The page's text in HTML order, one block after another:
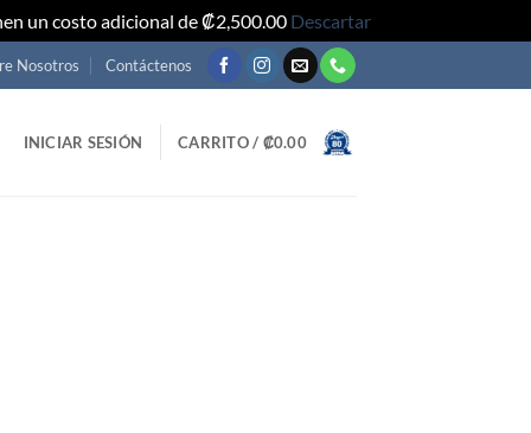
un costo adicional de ₡2,500.00 Descartar
Nosotros Contáctenos
INICIAR SESIÓN CARRITO / ₡0.00